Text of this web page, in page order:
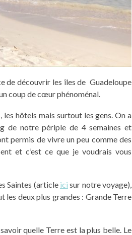
de découvrir les îles de Guadeloupe
coup de cœur phénoménal.
les hôtels mais surtout les gens. On a
de notre périple de 4 semaines et
permis de vivre un peu comme des
et c’est ce que je voudrais vous
Saintes (article ici sur notre voyage),
les deux plus grandes : Grande Terre
quelle Terre est la plus belle. Le